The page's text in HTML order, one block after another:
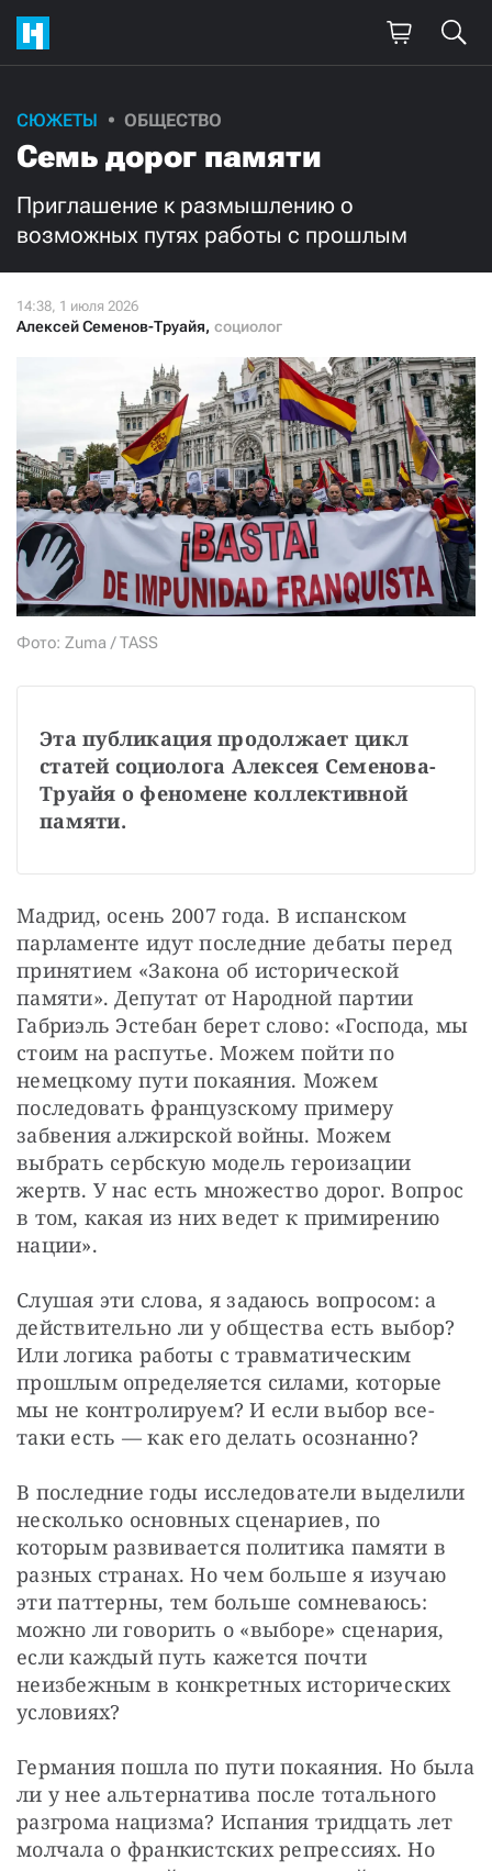
СЮЖЕТЫ ОБЩЕСТВО
Семь дорог памяти
Приглашение к размышлению о
возможных путях работы с прошлым
Алексей Семенов-Труайя, социолог
Фото: Zuma / TASS
Эта публикация продолжает цикл
статей социолога Алексея Семенова-
Труайя о феномене коллективной
памяти.
Мадрид, осень 2007 года. В испанском
парламенте идут последние дебаты перед
принятием «Закона об исторической
памяти». Депутат от Народной партии
Габриэль Эстебан берет слово: «Господа, мы
стоим на распутье. Можем пойти по
немецкому пути покаяния. Можем
последовать французскому примеру
забвения алжирской войны. Можем
выбрать сербскую модель героизации
жертв. У нас есть множество дорог. Вопрос
в том, какая из них ведет к примирению
нации».
Слушая эти слова, я задаюсь вопросом: а
действительно ли у общества есть выбор?
Или логика работы с травматическим
прошлым определяется силами, которые
мы не контролируем? И если выбор все-
таки есть — как его делать осознанно?
В последние годы исследователи выделили
несколько основных сценариев, по
которым развивается политика памяти в
разных странах. Но чем больше я изучаю
эти паттерны, тем больше сомневаюсь:
можно ли говорить о «выборе» сценария,
если каждый путь кажется почти
неизбежным в конкретных исторических
условиях?
Германия пошла по пути покаяния. Но была
ли у нее альтернатива после тотального
разгрома нацизма? Испания тридцать лет
молчала о франкистских репрессиях. Но
Поддержите
нашу работу!
Ежемесячно Разово
500
Нажимая кнопку «Стать соучастником»,
я принимаю условия и подтверждаю свое гражданство РФ
СТАТЬ СОУЧАСТНИКОМ
ПОДЕЛИТЬСЯ С ДРУЗЬЯМИ
Если у вас есть вопросы, пишите donate@novayagazeta.ruили
звоните:
+7 (929) 612-03-68